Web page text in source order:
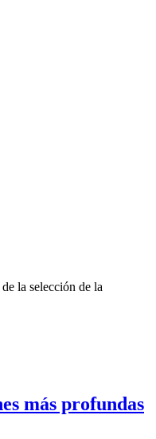
la selección de la
más profundas